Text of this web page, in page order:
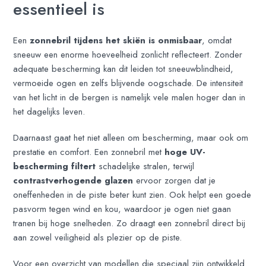
essentieel is
Eenzonnebril tijdens het skiën is onmisbaar, omdat
sneeuw een enorme hoeveelheid zonlicht reflecteert. Zonder
adequate bescherming kan dit leiden tot sneeuwblindheid,
vermoeide ogen en zelfs blijvende oogschade. De intensiteit
van het licht in de bergen is namelijk vele malen hoger dan in
het dagelijks leven.
Daarnaast gaat het niet alleen om bescherming, maar ook om
prestatie en comfort. Een zonnebril met hoge UV-
bescherming filtert schadelijke stralen, terwijl
contrastverhogende glazen ervoor zorgen dat je
oneffenheden in de piste beter kunt zien. Ook helpt een goede
pasvorm tegen wind en kou, waardoor je ogen niet gaan
tranen bij hoge snelheden. Zo draagt een zonnebril direct bij
aan zowel veiligheid als plezier op de piste.